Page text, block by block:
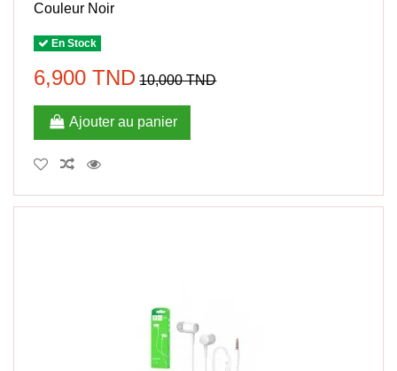
Couleur Noir
En Stock
6,900 TND 10,000 TND
Ajouter au panier